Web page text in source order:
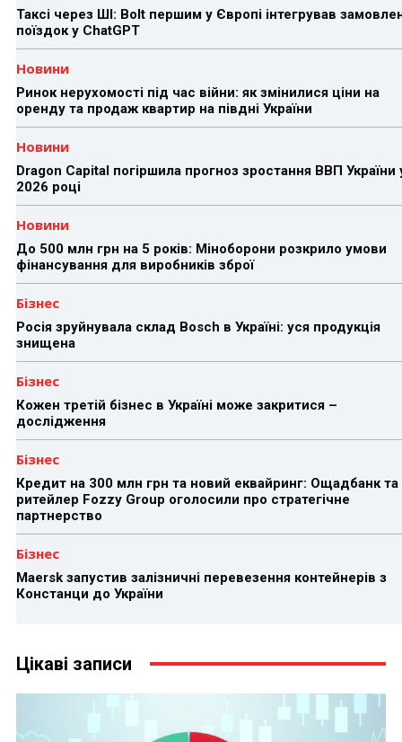
Таксі через ШІ: Bolt першим у Європі інтегрував
поїздок у ChatGPT
Новини
Ринок нерухомості під час війни: як змінилися ціни на
оренду та продаж квартир на півдні України
Новини
Dragon Capital погіршила прогноз зростання ВВП України
2026 році
Новини
До 500 млн грн на 5 років: Міноборони розкрило умови
фінансування для виробників зброї
Бізнес
Росія зруйнувала склад Bosch в Україні: уся продукція
знищена
Бізнес
Кожен третій бізнес в Україні може закритися –
дослідження
Бізнес
Кредит на 300 млн грн та новий еквайринг: Ощадбанк та
ритейлер Fozzy Group оголосили про стратегічне
партнерство
Бізнес
Maersk запустив залізничні перевезення контейнерів з
Констанци до України
Цікаві записи